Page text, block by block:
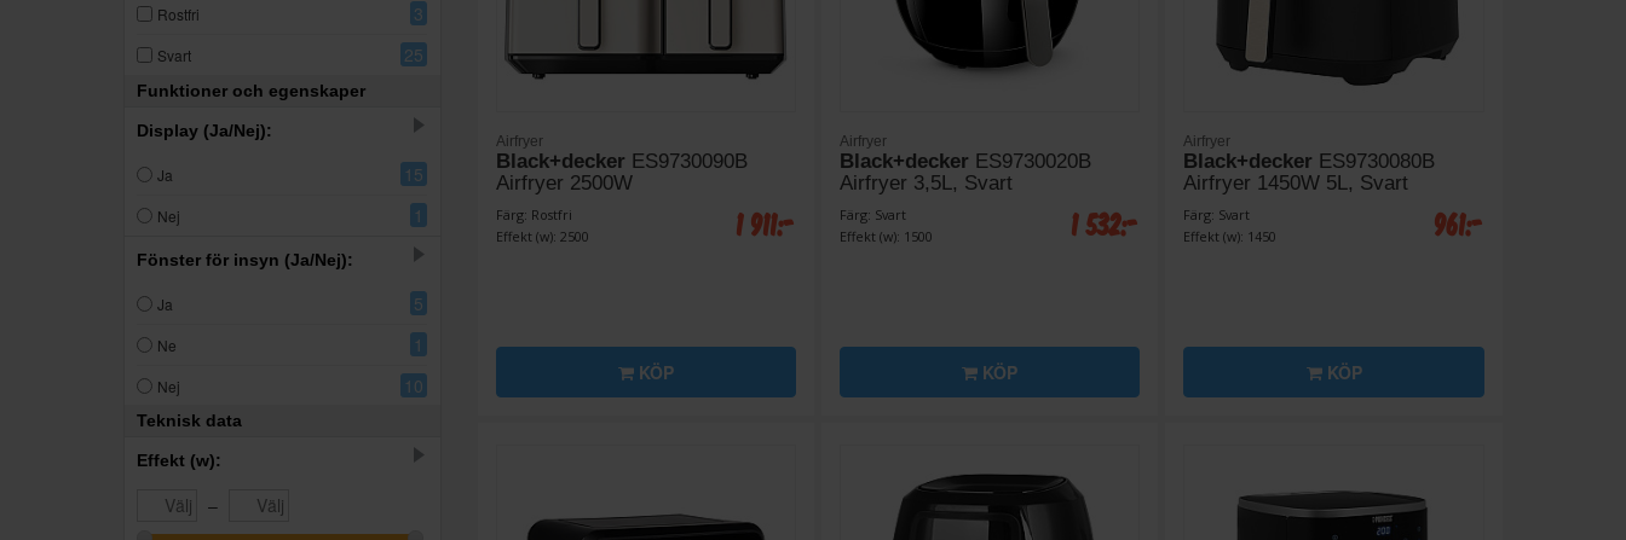
Rostfri 3
Svart 25
Funktioner och egenskaper
Display (Ja/Nej):
Ja 15
Nej 1
Fönster för insyn (Ja/Nej):
Ja 5
Ne 1
Nej 10
Teknisk data
Effekt (w):
–
Airfryer
Black+decker ES9730090B
Airfryer 2500W
Färg: Rostfri
Effekt (w): 2500
1 911:-
KÖP
Airfryer
Black+decker ES9730020B
Airfryer 3,5L, Svart
Färg: Svart
Effekt (w): 1500
1 532:-
KÖP
Airfryer
Black+decker ES9730080B
Airfryer 1450W 5L, Svart
Färg: Svart
Effekt (w): 1450
961:-
KÖP